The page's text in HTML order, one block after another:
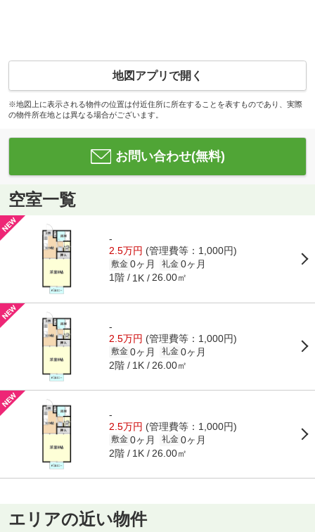
地図アプリで開く
※地図上に表示される物件の位置は付近住所に所在することを表すものであり、実際
の物件所在地とは異なる場合がございます。
お問い合わせ(無料)
空室一覧
-
2.5万円 (管理費等：1,000円)
敷金 0ヶ月 礼金 0ヶ月
1階 1K 26.00㎡
-
2.5万円 (管理費等：1,000円)
敷金 0ヶ月 礼金 0ヶ月
2階 1K 26.00㎡
-
2.5万円 (管理費等：1,000円)
敷金 0ヶ月 礼金 0ヶ月
2階 1K 26.00㎡
エリアの近い物件